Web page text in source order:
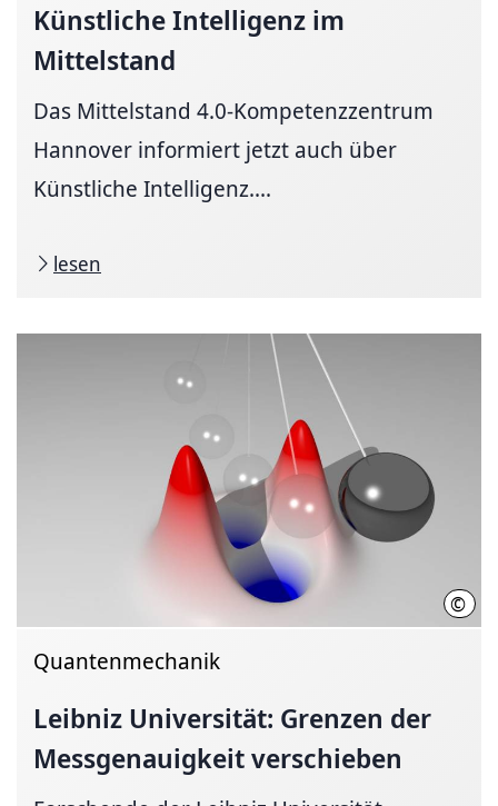
Künstliche Intelligenz im
Mittelstand
Das Mittelstand 4.0-Kompetenzzentrum
Hannover informiert jetzt auch über
Künstliche Intelligenz....
lesen
©
Quantenmechanik
Leibniz Universität: Grenzen der
Messgenauigkeit verschieben